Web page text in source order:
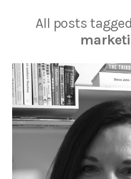
All posts tagged